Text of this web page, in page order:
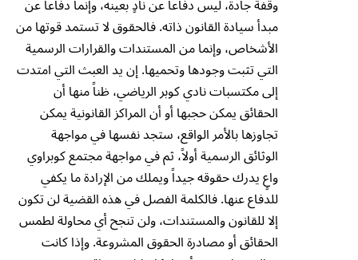
مبدأ سيادة القانون ذاته. فالحقوق لا تستمد قوتها من
الأشخاص، وإنما من المستندات والقرارات الرسمية
التي تثبت وجودها وتحميها. إن يد العبث التي امتدت
إلى مكتسبات نادي كوبر الرياضي، ظناً منها أن
الحقائق يمكن حجبها أو أن المراكز القانونية يمكن
تجاوزها بالأمر الواقع، ستجد نفسها في مواجهة
الوثائق الرسمية أولاً، ثم في مواجهة مجتمع كوبراوي
واعٍ يدرك حقوقه جيداً ويملك من الإرادة ما يكفي
للدفاع عنها. فالكلمة الفصل في هذه القضية لن تكون
إلا للقانون والمستندات، ولن تنجح أي محاولة لطمس
الحقائق أو مصادرة الحقوق المشروعة. وإذا كانت